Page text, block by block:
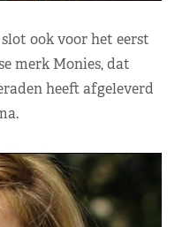
ook voor het eerst
merk Monies, dat
heeft afgeleverd